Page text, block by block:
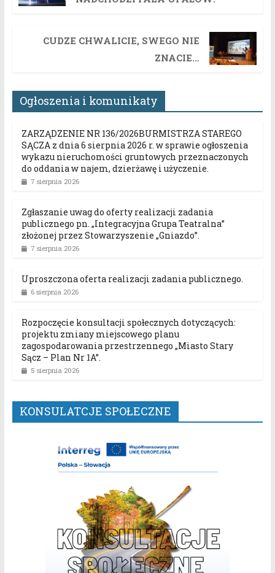
CUDZE CHWALICIE, SWEGO NIE
ZNACIE…
Ogłoszenia i komunikaty
ZARZĄDZENIE NR 136/2026BURMISTRZA STAREGO
SĄCZA z dnia 6 sierpnia 2026 r. w sprawie ogłoszenia
wykazu nieruchomości gruntowych przeznaczonych
do oddania w najem, dzierżawę i użyczenie.
7 sierpnia 2026
Zgłaszanie uwag do oferty realizacji zadania
publicznego pn. „Integracyjna Grupa Teatralna”
złożonej przez Stowarzyszenie „Gniazdo”.
7 sierpnia 2026
Uproszczona oferta realizacji zadania publicznego.
6 sierpnia 2026
Rozpoczęcie konsultacji społecznych dotyczących:
projektu zmiany miejscowego planu
zagospodarowania przestrzennego „Miasto Stary
Sącz – Plan Nr 1A”.
5 sierpnia 2026
KONSULATCJE SPOŁECZNE